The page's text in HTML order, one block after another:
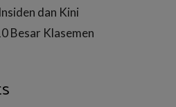
dan Kini
Besar Klasemen